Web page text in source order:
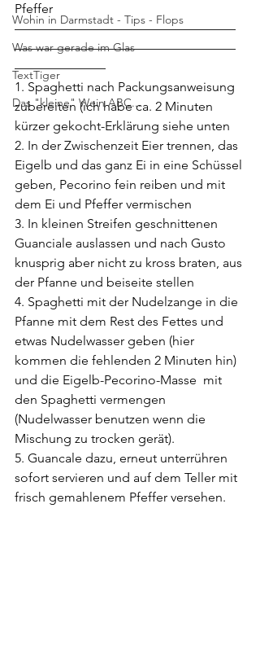
Wohin in Darmstadt - Tips - Flops
Was war gerade im Glas
TextTiger
Das "kleine" Wein ABC...
Pfeffer
—————————————————
—————————————————
———————
1. Spaghetti nach Packungsanweisung
zubereiten (ich habe ca. 2 Minuten
kürzer gekocht-Erklärung siehe unten
2. In der Zwischenzeit Eier trennen, das
Eigelb und das ganz Ei in eine Schüssel
geben, Pecorino fein reiben und mit
dem Ei und Pfeffer vermischen
3. In kleinen Streifen geschnittenen
Guanciale auslassen und nach Gusto
knusprig aber nicht zu kross braten, aus
der Pfanne und beiseite stellen
4. Spaghetti mit der Nudelzange in die
Pfanne mit dem Rest des Fettes und
etwas Nudelwasser geben (hier
kommen die fehlenden 2 Minuten hin)
und die Eigelb-Pecorino-Masse  mit
den Spaghetti vermengen
(Nudelwasser benutzen wenn die
Mischung zu trocken gerät).
5. Guancale dazu, erneut unterrühren
sofort servieren und auf dem Teller mit
frisch gemahlenem Pfeffer versehen.